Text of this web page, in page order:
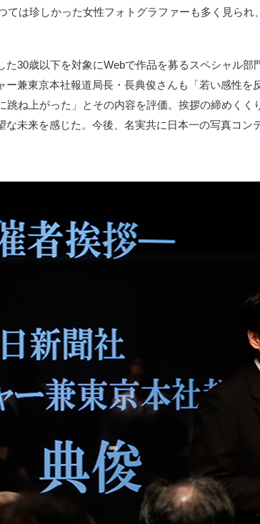
ては珍しかった女性フォトグラファーも多く見ら
30歳以下を対象にWebで作品を募るスペシャル
兼東京本社報道局長・長典俊さんも「若い感性
跳ね上がった」とその内容を評価。挨拶の締めく
未来を感じた。今後、名実共に日本一の写真コン